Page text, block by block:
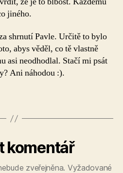
jiného.
shrnutí Pavle. Určitě to bylo
abys věděl, co tě vlastně
asi neodhodlal. Stačí mi psát
Ani náhodou :).
komentář
zveřejněna. Vyžadované